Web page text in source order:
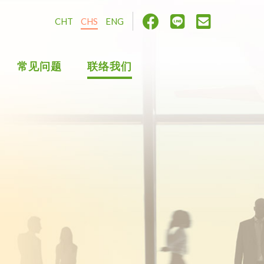
常见问题 联络我们
CHT CHS ENG